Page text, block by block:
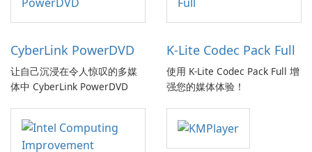
CyberLink PowerDVD
让自己沉浸在令人惊叹的多媒
体中 CyberLink PowerDVD
K-Lite Codec Pack Full
使用 K-Lite Codec Pack Full 增
强您的媒体体验！